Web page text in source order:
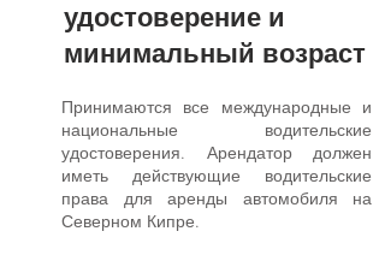
удостоверение и
минимальный возраст
Принимаются все международные и
национальные водительские
удостоверения. Арендатор должен
иметь действующие водительские
права для аренды автомобиля на
Северном Кипре.